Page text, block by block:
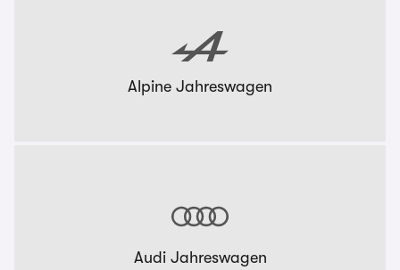
Alpine Jahreswagen
Audi Jahreswagen